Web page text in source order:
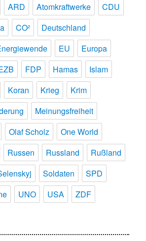
ARD Atomkraftwerke
CDU
CO²
Deutschland
EU
Europa
FDP Hamas
Islam
Koran Krieg
Krim
Meinungsfreiheit
Olaf Scholz
One World
Russen Russland
Rußland
Soldaten
SPD
UNO USA ZDF